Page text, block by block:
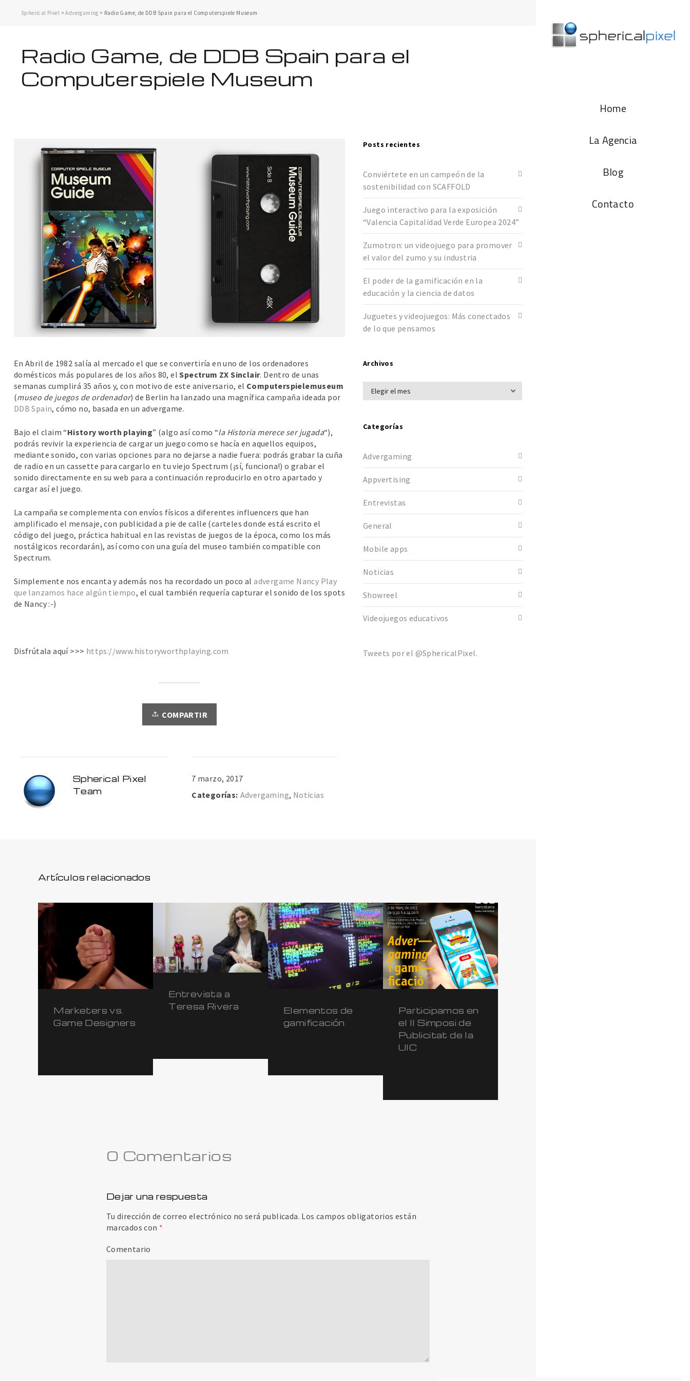
Home
La Agencia
Blog
Contacto
Spherical Pixel >Advergaming > Radio Game, de DDB Spain para el Computerspiele Museum
Radio Game, de DDB Spain para el
Computerspiele Museum
En Abril de 1982 salía al mercado el que se convertiría en uno de los ordenadores
domésticos más populares de los años 80, elSpectrum ZX Sinclair. Dentro de unas
semanas cumplirá 35 años y, con motivo de este aniversario, el Computerspielemuseum
(museo de juegos de ordenador) de Berlin ha lanzado una magnífica campaña ideada por
DDB Spain, cómo no, basada en un advergame.
Bajo el claim “History worth playing” (algo así como “la Historia merece ser jugada“),
podrás revivir la experiencia de cargar un juego como se hacía en aquellos equipos,
mediante sonido, con varias opciones para no dejarse a nadie fuera: podrás grabar la cuña
de radio en un cassette para cargarlo en tu viejo Spectrum (¡sí, funciona!) o grabar el
sonido directamente en su web para a continuación reproducirlo en otro apartado y
cargar así el juego.
La campaña se complementa con envíos físicos a diferentes influencers que han
amplificado el mensaje, con publicidad a pie de calle (carteles donde está escrito el
código del juego, práctica habitual en las revistas de juegos de la época, como los más
nostálgicos recordarán), así como con una guía del museo también compatible con
Spectrum.
Simplemente nos encanta y además nos ha recordado un poco aladvergame Nancy Play
que lanzamos hace algún tiempo, el cual también requería capturar el sonido de los spots
de Nancy :-)
Disfrútala aquí >>> https://www.historyworthplaying.com
COMPARTIR
Spherical Pixel
Team
7 marzo, 2017
Categorías: Advergaming, Noticias
Posts recientes
Conviértete en un campeón de la
sostenibilidad con SCAFFOLD
Juego interactivo para la exposición
“Valencia Capitalidad Verde Europea 2024”
Zumotron: un videojuego para promover
el valor del zumo y su industria
El poder de la gamificación en la
educación y la ciencia de datos
Juguetes y videojuegos: Más conectados
de lo que pensamos
Archivos
Categorías
Advergaming
Appvertising
Entrevistas
General
Mobile apps
Noticias
Showreel
Videojuegos educativos
Tweets por el @SphericalPixel.
Artículos relacionados
Marketers vs.
Game Designers
Entrevista a
Teresa Rivera
Elementos de
gamificación
Participamos en
el II Simposi de
Publicitat de la
UIC
0 Comentarios
Dejar una respuesta
Tu dirección de correo electrónico no será publicada. Los campos obligatorios están
marcados con *
Comentario